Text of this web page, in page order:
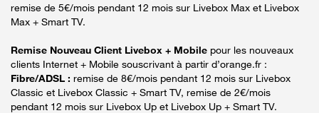
remise de 5€/mois pendant 12 mois sur Livebox Max et Livebox
Max + Smart TV.
Remise Nouveau Client Livebox + Mobile pour les nouveaux
clients Internet + Mobile souscrivant à partir d’orange.fr :
Fibre/ADSL : remise de 8€/mois pendant 12 mois sur Livebox
Classic et Livebox Classic + Smart TV, remise de 2€/mois
pendant 12 mois sur Livebox Up et Livebox Up + Smart TV.